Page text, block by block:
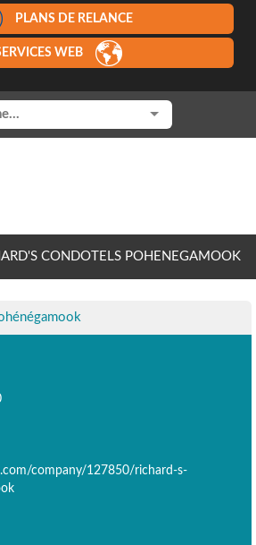
PLANS DE RELANCE
WEB
CONDOTELS POHENEGAMOOK
company/127850/richard-s-